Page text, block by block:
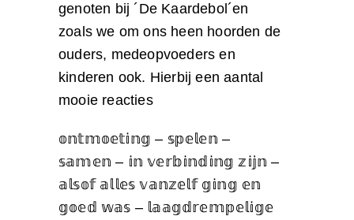
genoten bij ´De Kaardebol´en
zoals we om ons heen hoorden de
ouders, medeopvoeders en
kinderen ook. Hierbij een aantal
mooie reacties
𝕠𝕟𝕥𝕞𝕠𝕖𝕥𝕚𝕟𝕘 – 𝕤𝕡𝕖𝕝𝕖𝕟 –
𝕤𝕒𝕞𝕖𝕟 – 𝕚𝕟 𝕧𝕖𝕣𝕓𝕚𝕟𝕕𝕚𝕟𝕘 𝕫𝕚𝕛𝕟 –
𝕒𝕝𝕤𝕠𝕗 𝕒𝕝𝕝𝕖𝕤 𝕧𝕒𝕟𝕫𝕖𝕝𝕗 𝕘𝕚𝕟𝕘 𝕖𝕟
𝕘𝕠𝕖𝕕 𝕨𝕒𝕤 – 𝕝𝕒𝕒𝕘𝕕𝕣𝕖𝕞𝕡𝕖𝕝𝕚𝕘𝕖